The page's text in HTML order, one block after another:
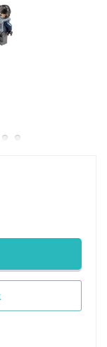
пушка,
и ружья со